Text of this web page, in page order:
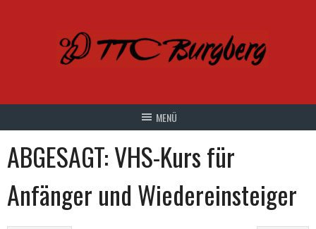
ABGESAGT: VHS-Kurs für
Anfänger und Wiedereinsteiger